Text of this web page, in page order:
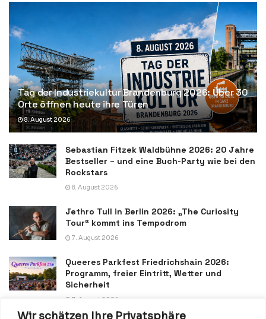
Wir schätzen Ihre Privatsphäre
Tag der Industriekultur Brandenburg 2026: Über 30
Orte öffnen heute ihre Türen
8. August 2026
Sebastian Fitzek Waldbühne 2026: 20 Jahre
Bestseller – und eine Buch-Party wie bei den
Rockstars
8. August 2026
Jethro Tull in Berlin 2026: „The Curiosity
Tour“ kommt ins Tempodrom
7. August 2026
Queeres Parkfest Friedrichshain 2026:
Programm, freier Eintritt, Wetter und
Sicherheit
7. August 2026